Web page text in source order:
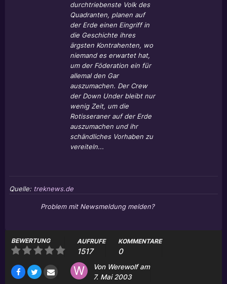
durchtriebenste Volk des
Quadranten, planen auf
der Erde einen Eingriff in
die Geschichte ihres
ärgsten Kontrahenten, wo
niemand es erwartet hat,
um der Föderation ein für
allemal den Gar
auszumachen. Der Crew
der Down Under bleibt nur
wenig Zeit, um die
Rotisseraner auf der Erde
auszumachen und ihr
schändliches Vorhaben zu
vereiteln...
Quelle: treknews.de
Problem mit Newsmeldung melden?
BEWERTUNG AUFRUFE
1517
KOMMENTARE
0
Von Werewolfam
7. Mai 2003